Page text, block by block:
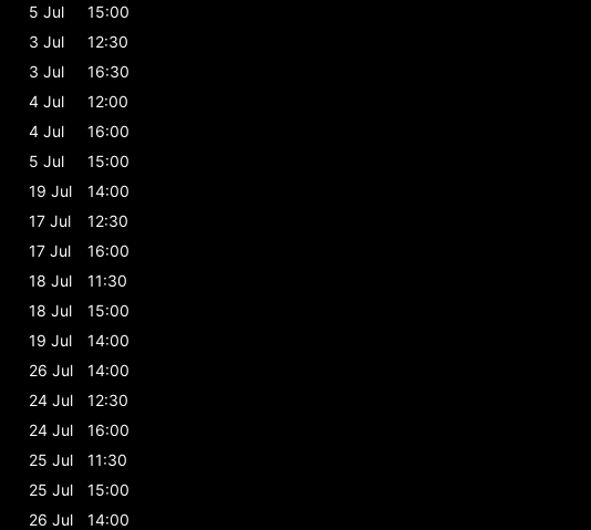
5 Jul
15:00
3 Jul
12:30
3 Jul
16:30
4 Jul
12:00
4 Jul
16:00
5 Jul
15:00
19 Jul
14:00
17 Jul
12:30
17 Jul
16:00
18 Jul
11:30
18 Jul
15:00
19 Jul
14:00
26 Jul
14:00
24 Jul
12:30
24 Jul
16:00
25 Jul
11:30
25 Jul
15:00
26 Jul
14:00